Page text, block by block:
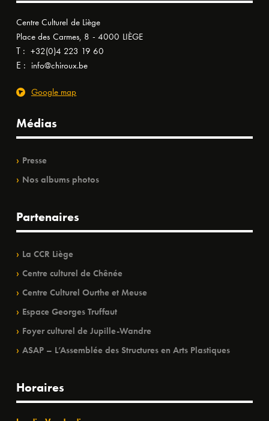
Centre Culturel de Liège
Place des Carmes, 8 - 4000 LIÈGE
T : +32(0)4 223 19 60
E : info@chiroux.be
Google map
Médias
Presse
Nos albums photos
Partenaires
La CCR Liège
Centre culturel de Chênée
Centre Culturel Ourthe et Meuse
Espace Georges Truffaut
Foyer culturel de Jupille-Wandre
ASAP – L’Assemblée des Structures en Arts Plastiques
Horaires